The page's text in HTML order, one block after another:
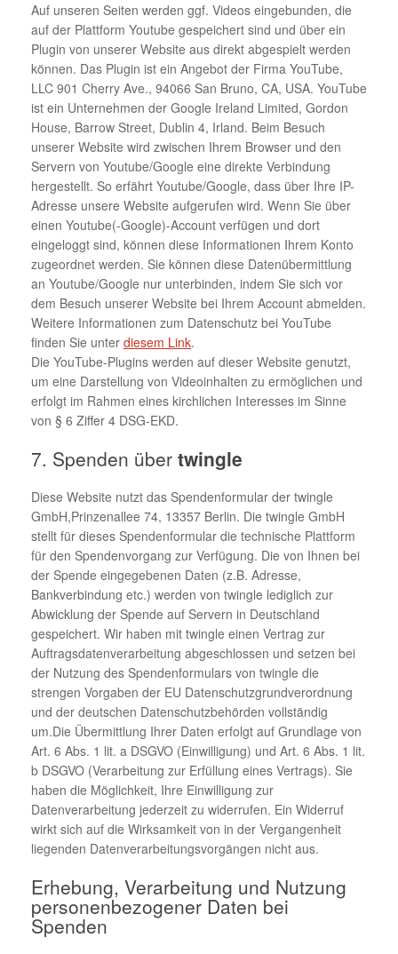
Auf unseren Seiten werden ggf. Videos eingebunden, die
auf der Plattform Youtube gespeichert sind und über ein
Plugin von unserer Website aus direkt abgespielt werden
können. Das Plugin ist ein Angebot der Firma YouTube,
LLC 901 Cherry Ave., 94066 San Bruno, CA, USA. YouTube
ist ein Unternehmen der Google Ireland Limited, Gordon
House, Barrow Street, Dublin 4, Irland. Beim Besuch
unserer Website wird zwischen Ihrem Browser und den
Servern von Youtube/Google eine direkte Verbindung
hergestellt. So erfährt Youtube/Google, dass über Ihre IP-
Adresse unsere Website aufgerufen wird. Wenn Sie über
einen Youtube(-Google)-Account verfügen und dort
eingeloggt sind, können diese Informationen Ihrem Konto
zugeordnet werden. Sie können diese Datenübermittlung
an Youtube/Google nur unterbinden, indem Sie sich vor
dem Besuch unserer Website bei Ihrem Account abmelden.
Weitere Informationen zum Datenschutz bei YouTube
finden Sie unter diesem Link.
Die YouTube-Plugins werden auf dieser Website genutzt,
um eine Darstellung von Videoinhalten zu ermöglichen und
erfolgt im Rahmen eines kirchlichen Interesses im Sinne
von § 6 Ziffer 4 DSG-EKD.
7. Spenden über twingle
Diese Website nutzt das Spendenformular der twingle
GmbH,Prinzenallee 74, 13357 Berlin. Die twingle GmbH
stellt für dieses Spendenformular die technische Plattform
für den Spendenvorgang zur Verfügung. Die von Ihnen bei
der Spende eingegebenen Daten (z.B. Adresse,
Bankverbindung etc.) werden von twingle lediglich zur
Abwicklung der Spende auf Servern in Deutschland
gespeichert. Wir haben mit twingle einen Vertrag zur
Auftragsdatenverarbeitung abgeschlossen und setzen bei
der Nutzung des Spendenformulars von twingle die
strengen Vorgaben der EU Datenschutzgrundverordnung
und der deutschen Datenschutzbehörden vollständig
um.Die Übermittlung Ihrer Daten erfolgt auf Grundlage von
Art. 6 Abs. 1 lit. a DSGVO (Einwilligung) und Art. 6 Abs. 1 lit.
b DSGVO (Verarbeitung zur Erfüllung eines Vertrags). Sie
haben die Möglichkeit, Ihre Einwilligung zur
Datenverarbeitung jederzeit zu widerrufen. Ein Widerruf
wirkt sich auf die Wirksamkeit von in der Vergangenheit
liegenden Datenverarbeitungsvorgängen nicht aus.
Erhebung, Verarbeitung und Nutzung
personenbezogener Daten bei
Spenden